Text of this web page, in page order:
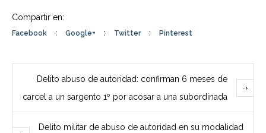
Compartir en:
Facebook Google+ Twitter Pinterest
Delito abuso de autoridad: confirman 6 meses de
carcel a un sargento 1º por acosar a una subordinada
Delito militar de abuso de autoridad en su modalidad